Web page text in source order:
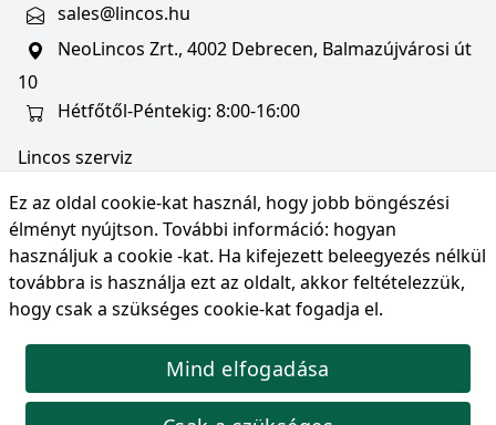
Ez az oldal cookie-kat használ, hogy jobb böngészési
élményt nyújtson. További információ: hogyan
használjuk a cookie -kat. Ha kifejezett beleegyezés nélkül
továbbra is használja ezt az oldalt, akkor feltételezzük,
hogy csak a szükséges cookie-kat fogadja el.
Mind elfogadása
sales@lincos.hu
NeoLincos Zrt., 4002 Debrecen, Balmazújvárosi út
10
Hétfőtől-Péntekig: 8:00-16:00
Lincos szerviz
NeoLincos Zrt., 4002 Debrecen, Balmazújvárosi út
10
Nyitvatartás: hétfő-péntek 8:00-16:00
© Copyright 2026 NeoLincos Zrt., minden jog